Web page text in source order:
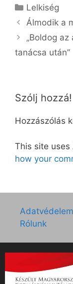
Kategória
Lelkiség
Álmodik a
„Boldog
tanácsa után”
Szólj hozzá!
Hozzászólás
This site uses
how your
Adatvédelem
Rólunk